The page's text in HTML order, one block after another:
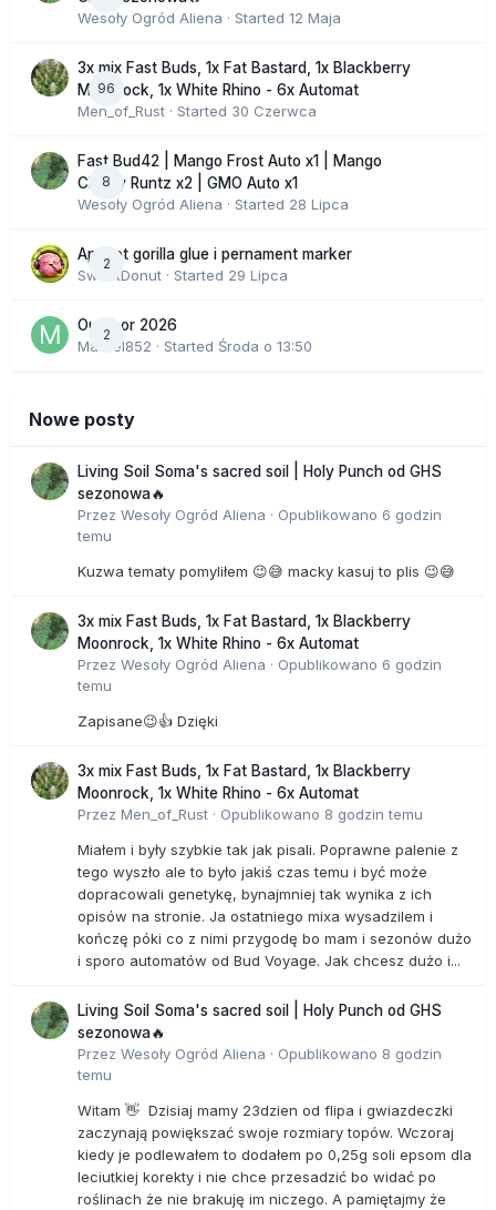
Wesoły Ogród Aliena · Started 12 Maja
96
3x mix Fast Buds, 1x Fat Bastard, 1x Blackberry
Moonrock, 1x White Rhino - 6x Automat
Men_of_Rust · Started 30 Czerwca
8
Fast Bud42 | Mango Frost Auto x1 | Mango
Cherry Runtz x2 | GMO Auto x1
Wesoły Ogród Aliena · Started 28 Lipca
2
Apricot gorilla glue i pernament marker
SweetDonut · Started 29 Lipca
2
Outdoor 2026
Marcel852 · Started Środa o 13:50
Nowe posty
Living Soil Soma's sacred soil | Holy Punch od GHS
sezonowa🔥
Przez Wesoły Ogród Aliena · Opublikowano 6 godzin
temu
Kuzwa tematy pomyliłem 😉😅 macky kasuj to plis 😉😅
3x mix Fast Buds, 1x Fat Bastard, 1x Blackberry
Moonrock, 1x White Rhino - 6x Automat
Przez Wesoły Ogród Aliena · Opublikowano 6 godzin
temu
Zapisane😉👍 Dzięki
3x mix Fast Buds, 1x Fat Bastard, 1x Blackberry
Moonrock, 1x White Rhino - 6x Automat
Przez Men_of_Rust · Opublikowano 8 godzin temu
Miałem i były szybkie tak jak pisali. Poprawne palenie z
tego wyszło ale to było jakiś czas temu i być może
dopracowali genetykę, bynajmniej tak wynika z ich
opisów na stronie. Ja ostatniego mixa wysadzilem i
kończę póki co z nimi przygodę bo mam i sezonów dużo
i sporo automatów od Bud Voyage. Jak chcesz dużo i...
Living Soil Soma's sacred soil | Holy Punch od GHS
sezonowa🔥
Przez Wesoły Ogród Aliena · Opublikowano 8 godzin
temu
Witam 👋 Dzisiaj mamy 23dzien od flipa i gwiazdeczki
zaczynają powiększać swoje rozmiary topów. Wczoraj
kiedy je podlewałem to dodałem po 0,25g soli epsom dla
leciutkiej korekty i nie chce przesadzić bo widać po
roślinach że nie brakuję im niczego. A pamiętajmy że